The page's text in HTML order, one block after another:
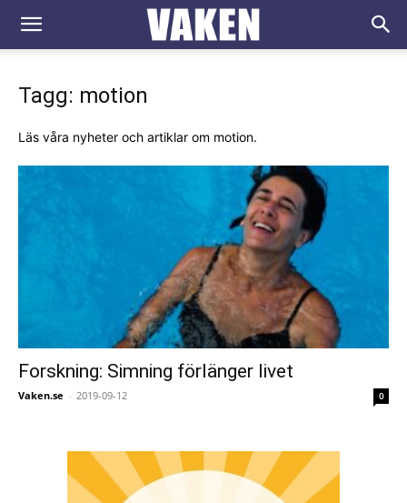
VAKEN.se
Tagg: motion
Läs våra nyheter och artiklar om motion.
Forskning: Simning förlänger livet
Vaken.se - 2019-09-12 0